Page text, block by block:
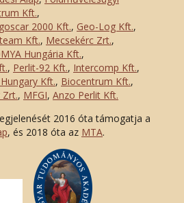
Kft.,
2000 Kft., Geo-Log Kft.,
Kft., Mecsekérc Zrt.,
Hungária Kft.,
., Perlit-92 Kft., Intercomp Kft.,
Kft., Biocentrum Kft.,
Zrt., MFGI, Anzo Perlit Kft.
2016 óta támogatja a
, és 2018 óta az MTA.